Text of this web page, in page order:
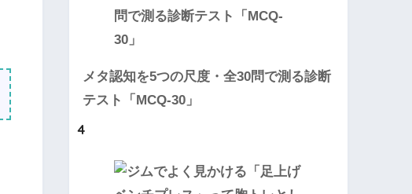
メタ認知を5つの尺度・全30問で測る診断
テスト「MCQ-30」
4